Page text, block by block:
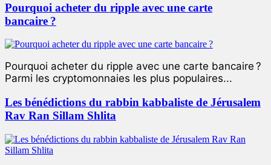
Pourquoi acheter du ripple avec une carte
bancaire ?
Pourquoi acheter du ripple avec une carte bancaire ?
Parmi les cryptomonnaies les plus populaires...
Les bénédictions du rabbin kabbaliste de Jérusalem
Rav Ran Sillam Shlita